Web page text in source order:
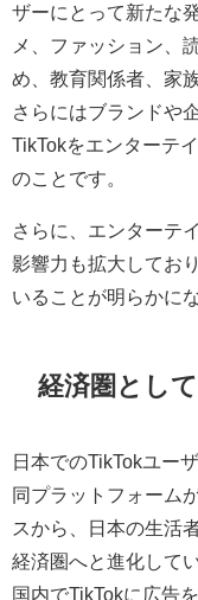
ザーにとって新たな
メ、ファッション、
め、教育関係者、家
さらにはブランドや
TikTokをエンターテ
のことです。
さらに、エンターテ
影響力も拡大してお
いることが明らかに
経済圏とし
日本でのTikTokユー
同プラットフォーム
スから、日本の生活
経済圏へと進化して
国内でTikTokに広告